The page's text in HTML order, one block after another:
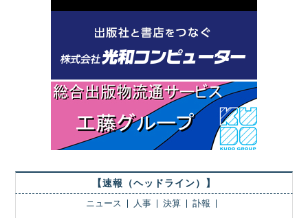
【速報（ヘッドライン）】
ニュース 人事 決算 訃報